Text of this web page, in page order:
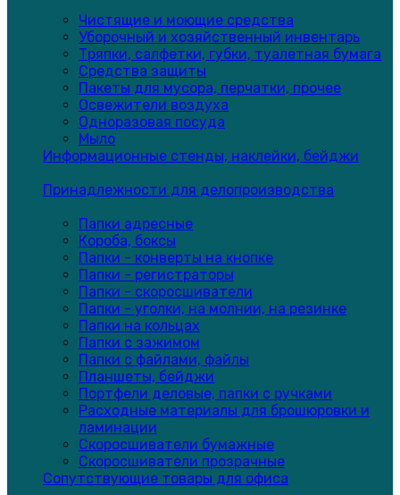
Чистящие и моющие средства
Уборочный и хозяйственный инвентарь
Тряпки, салфетки, губки, туалетная бумага
Средства защиты
Пакеты для мусора, перчатки, прочее
Освежители воздуха
Одноразовая посуда
Мыло
Информационные стенды, наклейки, бейджи
Принадлежности для делопроизводства
Папки адресные
Короба, боксы
Папки - конверты на кнопке
Папки - регистраторы
Папки - скоросшиватели
Папки - уголки, на молнии, на резинке
Папки на кольцах
Папки с зажимом
Папки с файлами, файлы
Планшеты, бейджи
Портфели деловые, папки с ручками
Расходные материалы для брошюровки и
ламинации
Скоросшиватели бумажные
Скоросшиватели прозрачные
Сопутствующие товары для офиса